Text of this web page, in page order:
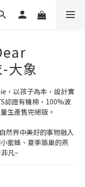
大象
，以孩子為本，設計實
認證有機棉，100%波
生產售完絕版。
然界中美好的事物融入
蜜蜂、夏季築巢的燕
凡~